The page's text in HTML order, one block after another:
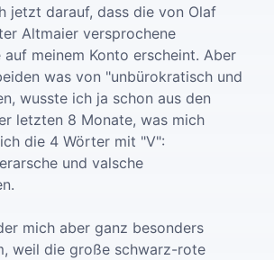
jetzt darauf, dass die von Olaf
Altmaier versprochene
meinem Konto erscheint. Aber
was von "unbürokratisch und
wusste ich ja schon aus den
letzten 8 Monate, was mich
die 4 Wörter mit "V":
und valsche
mich aber ganz besonders
weil die große schwarz-rote